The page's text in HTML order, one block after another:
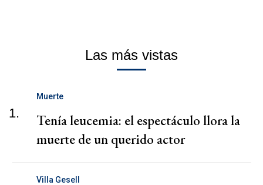
Las más vistas
1.
Muerte
Tenía leucemia: el espectáculo llora la
muerte de un querido actor
Villa Gesell